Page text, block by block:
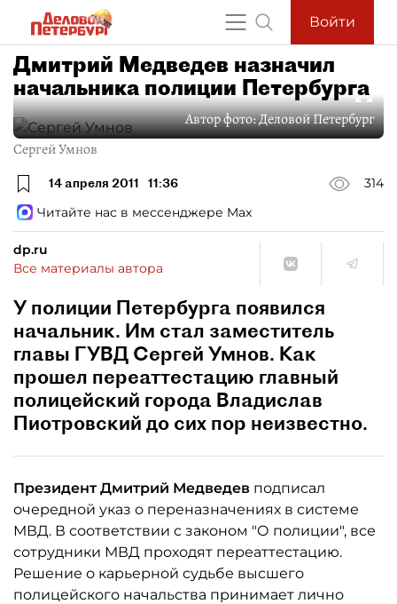
Войти
Дмитрий Медведев назначил
начальника полиции Петербурга
Автор фото:Деловой Петербург
Сергей Умнов
14 апреля 2011 11:36
314
Читайте нас в мессенджере Max
dp.ru
Все материалы автора
У полиции Петербурга появился
начальник. Им стал заместитель
главы ГУВД Сергей Умнов. Как
прошел переаттестацию главный
полицейский города Владислав
Пиотровский до сих пор неизвестно.
Президент Дмитрий Медведев подписал
очередной указ о переназначениях в системе
МВД. В соответствии с законом "О полиции", все
сотрудники МВД проходят переаттестацию.
Решение о карьерной судьбе высшего
полицейского начальства принимает лично